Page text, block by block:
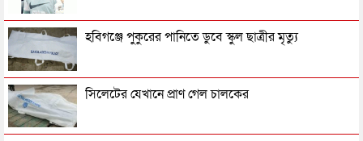
হবিগঞ্জে পুকুরের পানিতে ডুবে স্কুল ছাত্রীর মৃত্যু
সিলেটের যেখানে প্রাণ গেল চালকের